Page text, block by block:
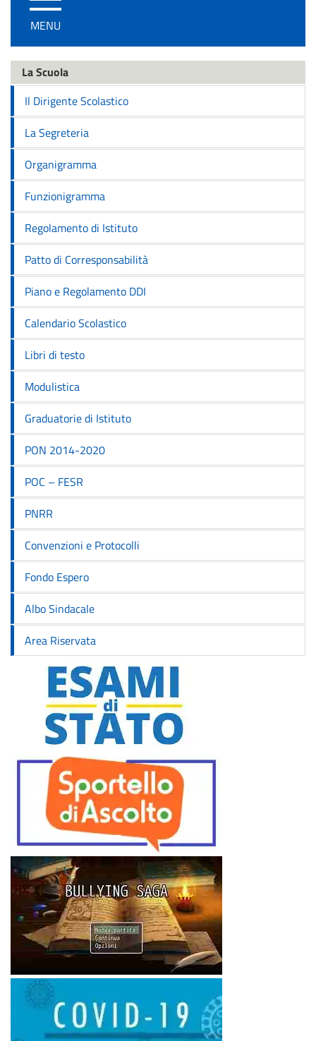
/
disattiva
navigazione
MENU
La Scuola
Il Dirigente Scolastico
La Segreteria
Organigramma
Funzionigramma
Regolamento di Istituto
Patto di Corresponsabilità
Piano e Regolamento DDI
Calendario Scolastico
Libri di testo
Modulistica
Graduatorie di Istituto
PON 2014-2020
POC – FESR
PNRR
Convenzioni e Protocolli
Fondo Espero
Albo Sindacale
Area Riservata